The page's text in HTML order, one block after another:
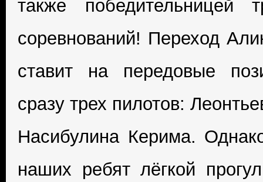
также победительницей
соревнований! Переход
ставит на передовые
сразу трех пилотов:
Насибулина Керима.
наших ребят лёгкой